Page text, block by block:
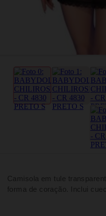
Camisola em tule
forma de coração. Inclui